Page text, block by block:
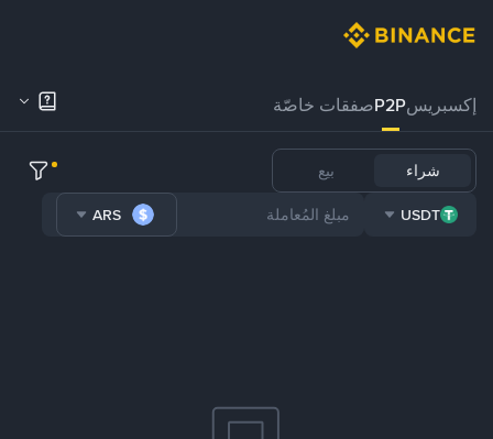
إكسبريسP2Pصفقات خاصّة
شراء بيع
USDT
ARS